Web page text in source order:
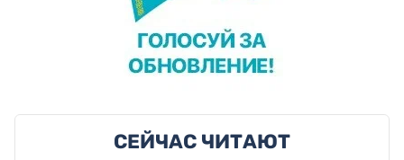
СЕЙЧАС ЧИТАЮТ